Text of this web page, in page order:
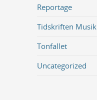
Reportage
Tidskriften Musik
Tonfallet
Uncategorized